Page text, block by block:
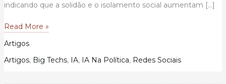
indicando que a solidão e o isolamento social aumentam […]
A
Humana
de
Read More »
Artigos
Artigos, Big Techs, IA, IA Na Política, Redes Sociais